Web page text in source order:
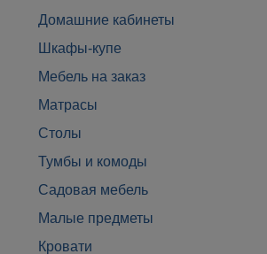
Домашние кабинеты
Шкафы-купе
Мебель на заказ
Матрасы
Столы
Тумбы и комоды
Садовая мебель
Малые предметы
Кровати